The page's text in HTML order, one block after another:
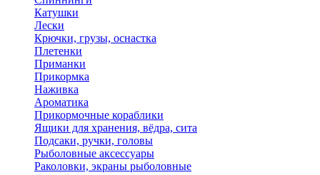
Катушки
Лески
Крючки, грузы, оснастка
Плетенки
Приманки
Прикормка
Наживка
Ароматика
Прикормочные кораблики
Ящики для хранения, вёдра, сита
Подсаки, ручки, головы
Рыболовные аксессуары
Раколовки, экраны рыболовные